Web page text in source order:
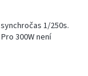
1/250s.
300W není